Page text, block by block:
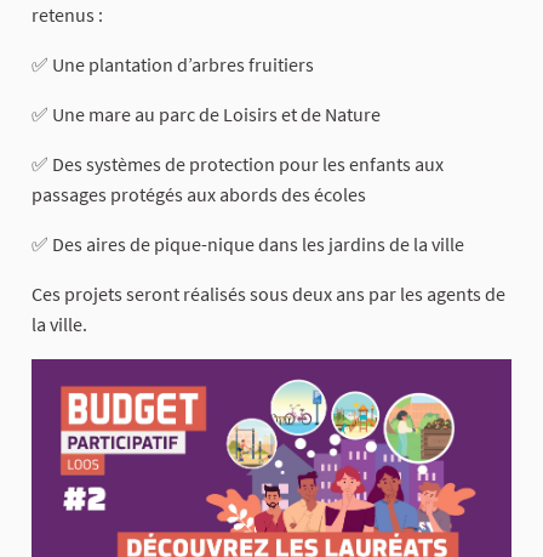
retenus :
✅ Une plantation d’arbres fruitiers
✅ Une mare au parc de Loisirs et de Nature
✅ Des systèmes de protection pour les enfants aux
passages protégés aux abords des écoles
✅ Des aires de pique-nique dans les jardins de la ville
Ces projets seront réalisés sous deux ans par les agents de
la ville.